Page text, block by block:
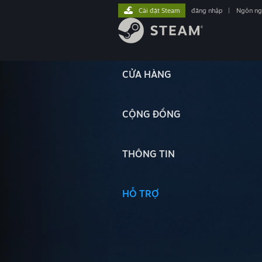
CỬA HÀNG
CỘNG ĐỒNG
THÔNG TIN
HỖ TRỢ
Cài đặt Steam đăng nhập Ngôn